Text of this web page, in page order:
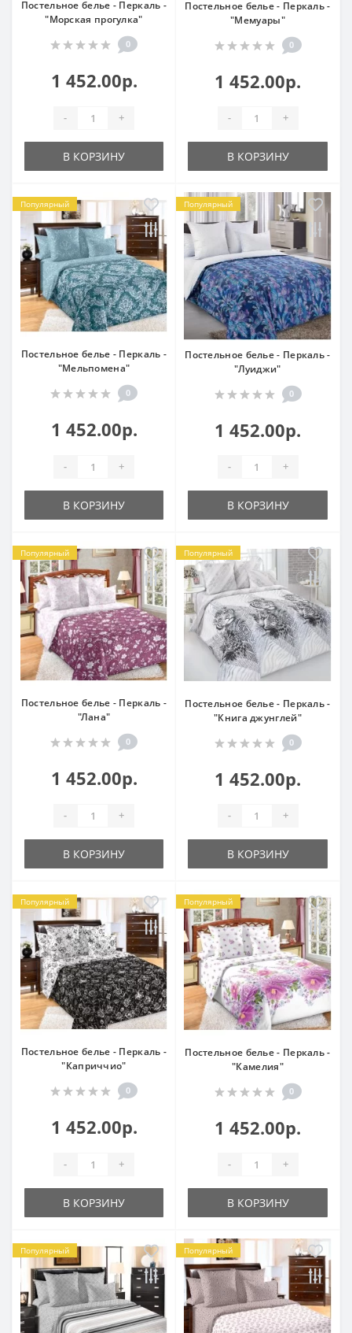
Постельное белье - Перкаль -
"Морская прогулка"
0
1 452.00р.
- +
В КОРЗИНУ
Постельное белье - Перкаль -
"Мемуары"
0
1 452.00р.
- +
В КОРЗИНУ
Популярный
Постельное белье - Перкаль -
"Мельпомена"
0
1 452.00р.
- +
В КОРЗИНУ
Популярный
Постельное белье - Перкаль -
"Луиджи"
0
1 452.00р.
- +
В КОРЗИНУ
Популярный
Постельное белье - Перкаль -
"Лана"
0
1 452.00р.
- +
В КОРЗИНУ
Популярный
Постельное белье - Перкаль -
"Книга джунглей"
0
1 452.00р.
- +
В КОРЗИНУ
Популярный
Постельное белье - Перкаль -
"Каприччио"
0
1 452.00р.
- +
В КОРЗИНУ
Популярный
Постельное белье - Перкаль -
"Камелия"
0
1 452.00р.
- +
В КОРЗИНУ
Популярный Популярный